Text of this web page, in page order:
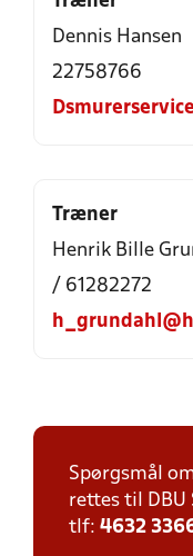
Dennis Hansen
22758766
Træner
Henrik Bille
/ 61282272
Spørgsmål
rettes til DBU
tlf: 4632